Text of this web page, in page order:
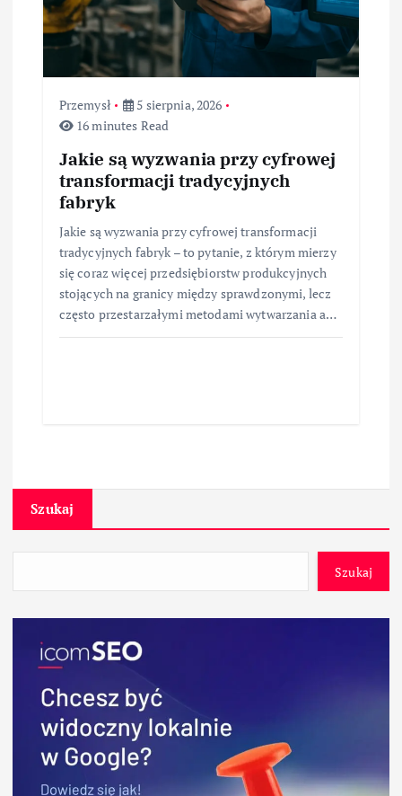
Przemysł
5 sierpnia, 2026
16 minutes Read
Jakie są wyzwania przy cyfrowej
transformacji tradycyjnych
fabryk
Jakie są wyzwania przy cyfrowej transformacji
tradycyjnych fabryk – to pytanie, z którym mierzy
się coraz więcej przedsiębiorstw produkcyjnych
stojących na granicy między sprawdzonymi, lecz
często przestarzałymi metodami wytwarzania a…
Szukaj
Szukaj